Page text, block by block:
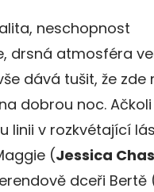
neschopnost
drsná atmosféra
dává tušit, že zde
dobrou noc.
linii v rozkvétající
(Jessica
dceři Bertě